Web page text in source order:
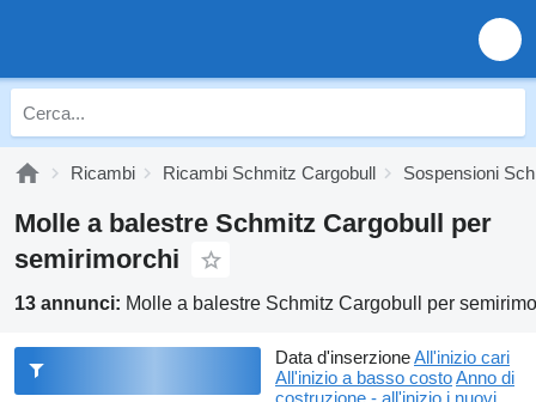
Ricambi Ricambi Schmitz Cargobull Sospensioni
Molle a balestre Schmitz Cargobull per
semirimorchi
13 annunci: Molle a balestre Schmitz Cargobull per
Data d'inserzioneAll'inizio cari
All'inizio a basso costoAnno di
costruzione - all'inizio i nuovi